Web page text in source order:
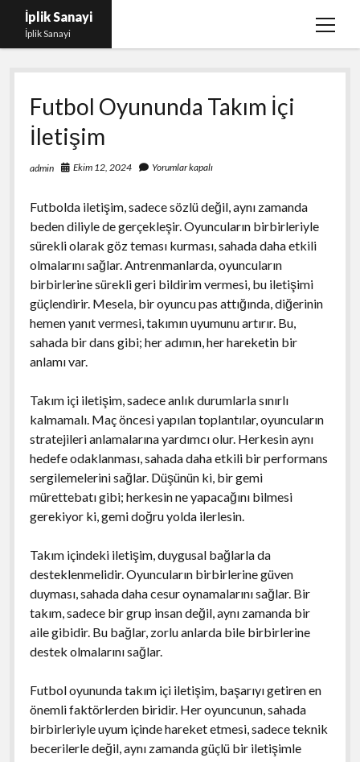
İplik Sanayi
İplik Sanayi
menüyü
Facebook Beğeni Arttırma Bedava
Igtv Yorum Çoğaltma Şifresiz
Instagram Beğeni Satın Al Türk
Linkedin Beğeni Atma Parasız
Sayfa Listesi
Futbol Oyununda Takım İçi
İletişim
admin Ekim 12, 2024 Yorumlar kapalı
Futbolda iletişim, sadece sözlü değil, aynı zamanda
beden diliyle de gerçekleşir. Oyuncuların birbirleriyle
sürekli olarak göz teması kurması, sahada daha etkili
olmalarını sağlar. Antrenmanlarda, oyuncuların
birbirlerine sürekli geri bildirim vermesi, bu iletişimi
güçlendirir. Mesela, bir oyuncu pas attığında, diğerinin
hemen yanıt vermesi, takımın uyumunu artırır. Bu,
sahada bir dans gibi; her adımın, her hareketin bir
anlamı var.
Takım içi iletişim, sadece anlık durumlarla sınırlı
kalmamalı. Maç öncesi yapılan toplantılar, oyuncuların
stratejileri anlamalarına yardımcı olur. Herkesin aynı
hedefe odaklanması, sahada daha etkili bir performans
sergilemelerini sağlar. Düşünün ki, bir gemi
mürettebatı gibi; herkesin ne yapacağını bilmesi
gerekiyor ki, gemi doğru yolda ilerlesin.
Takım içindeki iletişim, duygusal bağlarla da
desteklenmelidir. Oyuncuların birbirlerine güven
duyması, sahada daha cesur oynamalarını sağlar. Bir
takım, sadece bir grup insan değil, aynı zamanda bir
aile gibidir. Bu bağlar, zorlu anlarda bile birbirlerine
destek olmalarını sağlar.
Futbol oyununda takım içi iletişim, başarıyı getiren en
önemli faktörlerden biridir. Her oyuncunun, sahada
birbirleriyle uyum içinde hareket etmesi, sadece teknik
becerilerle değil, aynı zamanda güçlü bir iletişimle